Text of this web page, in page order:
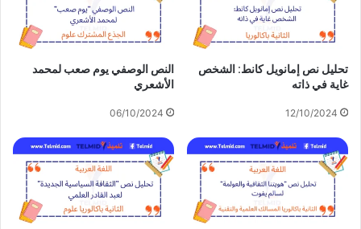
تحليل نص إمانويل كانط: الشخص
غاية في ذاته
12/10/2024
النص الوصفي يوم صعب لمحمد
الأشعري
06/10/2024